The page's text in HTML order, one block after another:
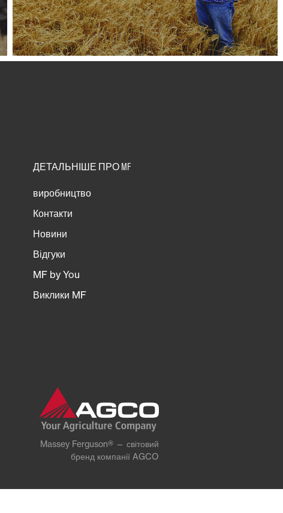
ДЕТАЛЬНІШЕ ПРО MF
виробництво
Контакти
Новини
Відгуки
MF by You
Виклики MF
Massey Ferguson® — світовий
бренд компанії AGCO